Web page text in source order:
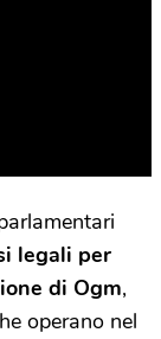
legali per
di Ogm,
operano nel